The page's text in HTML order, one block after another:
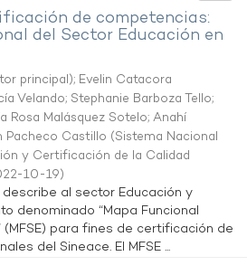
de competencias:
del Sector Educación en
principal); Evelin Catacora
Velando; Stephanie Barboza Tello;
Rosa Malásquez Sotelo; Anahí
Pacheco Castillo (Sistema Nacional
y Certificación de la Calidad
10-19)
al sector Educación y
denominado “Mapa Funcional
(MFSE) para fines de certificación de
del Sineace. El MFSE ...